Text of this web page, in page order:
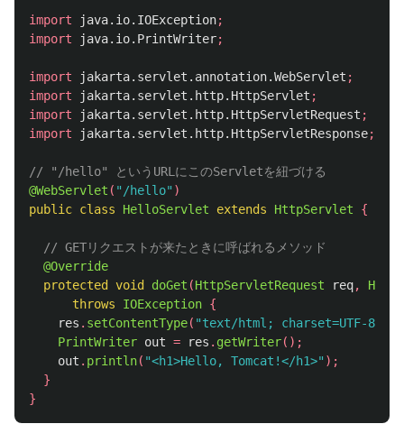
import java.io.IOException;
import
java.io.PrintWriter;
import jakarta.servlet.annotation.WebServlet ;
import
jakarta.servlet.http.HttpServlet ;
import
jakarta.servlet.http.HttpServletRequest ;
import
jakarta.servlet.http.HttpServletResponse;
// "/hello" というURLにこのServletを紐づける
@WebServlet ( "/hello" )
public class HelloServlet extends HttpServlet {
// GETリクエストが来たときに呼ばれるメソッド
@Override
protected
void doGet (HttpServletRequest req,
throws
IOException {
res . setContentType( "text/html; charset=UTF-8"
PrintWriter out = res . getWriter();
out . println( "<h1>Hello, Tomcat!</h1>" );
}
}